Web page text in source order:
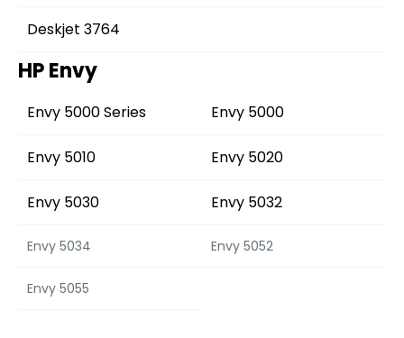
Deskjet 3764
HP Envy
Envy 5000 Series Envy 5000
Envy 5010 Envy 5020
Envy 5030 Envy 5032
Envy 5034 Envy 5052
Envy 5055